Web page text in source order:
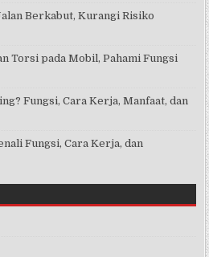
Berkabut, Kurangi Risiko
Torsi pada Mobil, Pahami Fungsi
Fungsi, Cara Kerja, Manfaat, dan
Fungsi, Cara Kerja, dan